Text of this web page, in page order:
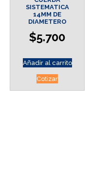
SISTEMATICA
14MM DE
DIAMETERO
$5.700
Añadir al carrito
Cotizar